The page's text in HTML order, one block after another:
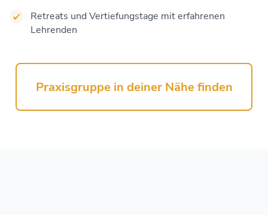
Retreats und Vertiefungstage mit erfahrenen
Lehrenden
Praxisgruppe in deiner Nähe finden